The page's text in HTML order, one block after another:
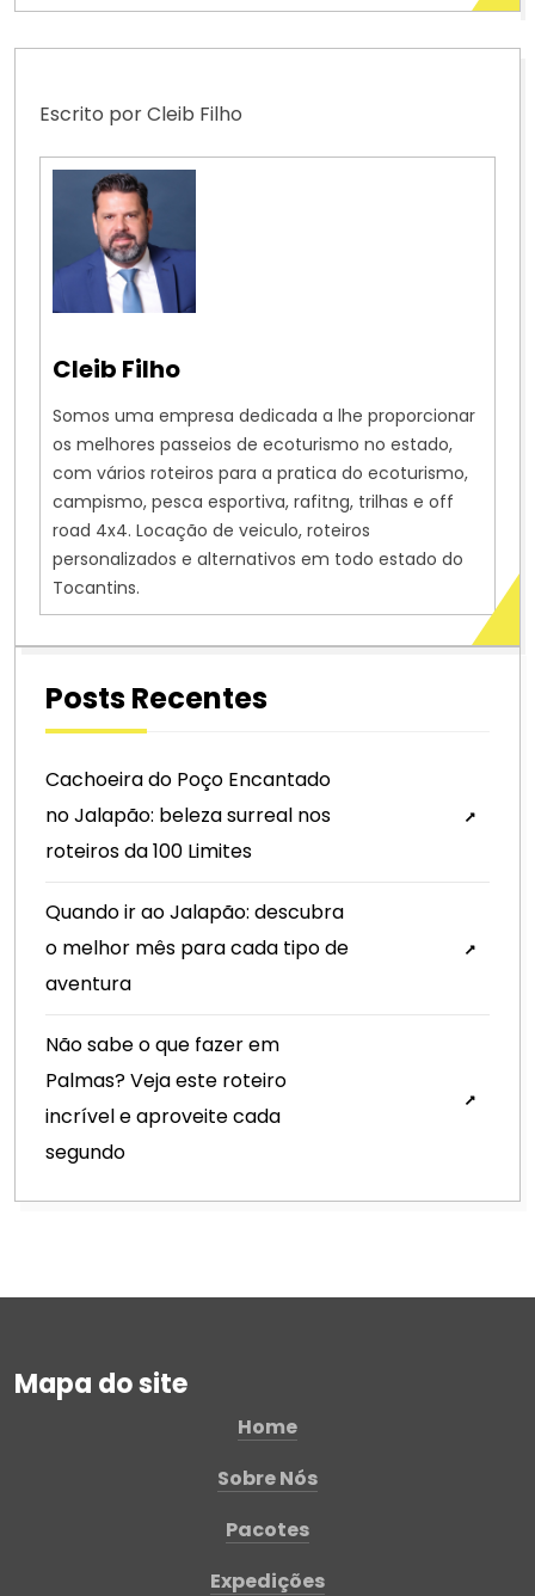
Escrito por Cleib Filho
Cleib Filho
Somos uma empresa dedicada a lhe proporcionar
os melhores passeios de ecoturismo no estado,
com vários roteiros para a pratica do ecoturismo,
campismo, pesca esportiva, rafitng, trilhas e off
road 4x4. Locação de veiculo, roteiros
personalizados e alternativos em todo estado do
Tocantins.
Posts Recentes
Cachoeira do Poço Encantado
no Jalapão: beleza surreal nos
roteiros da 100 Limites
Quando ir ao Jalapão: descubra
o melhor mês para cada tipo de
aventura
Não sabe o que fazer em
Palmas? Veja este roteiro
incrível e aproveite cada
segundo
Mapa do site
Home
Sobre Nós
Pacotes
Expedições